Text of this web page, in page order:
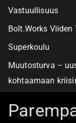
Vastuullisuus
Bolt.Works
Superkoulu
Muutosturva –
kohtaamaan